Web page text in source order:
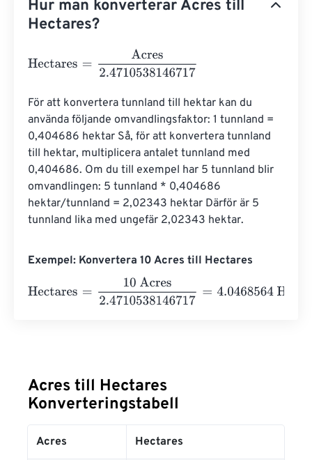
Hur man konverterar Acres till
Hectares?
Hectares 2.4710538146717
För att konvertera tunnland till hektar kan du
använda följande omvandlingsfaktor: 1 tunnland =
0,404686 hektar Så, för att konvertera tunnland
till hektar, multiplicera antalet tunnland med
0,404686. Om du till exempel har 5 tunnland blir
omvandlingen: 5 tunnland * 0,404686
hektar/tunnland = 2,02343 hektar Därför är 5
tunnland lika med ungefär 2,02343 hektar.
Exempel: Konvertera 10 Acres till Hectares
Hectares
2.4710538146717 4.0468564
Acres till Hectares
Konverteringstabell
Acres Hectares